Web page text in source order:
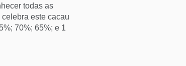
todas as
este cacau
70%; 65%; e 1